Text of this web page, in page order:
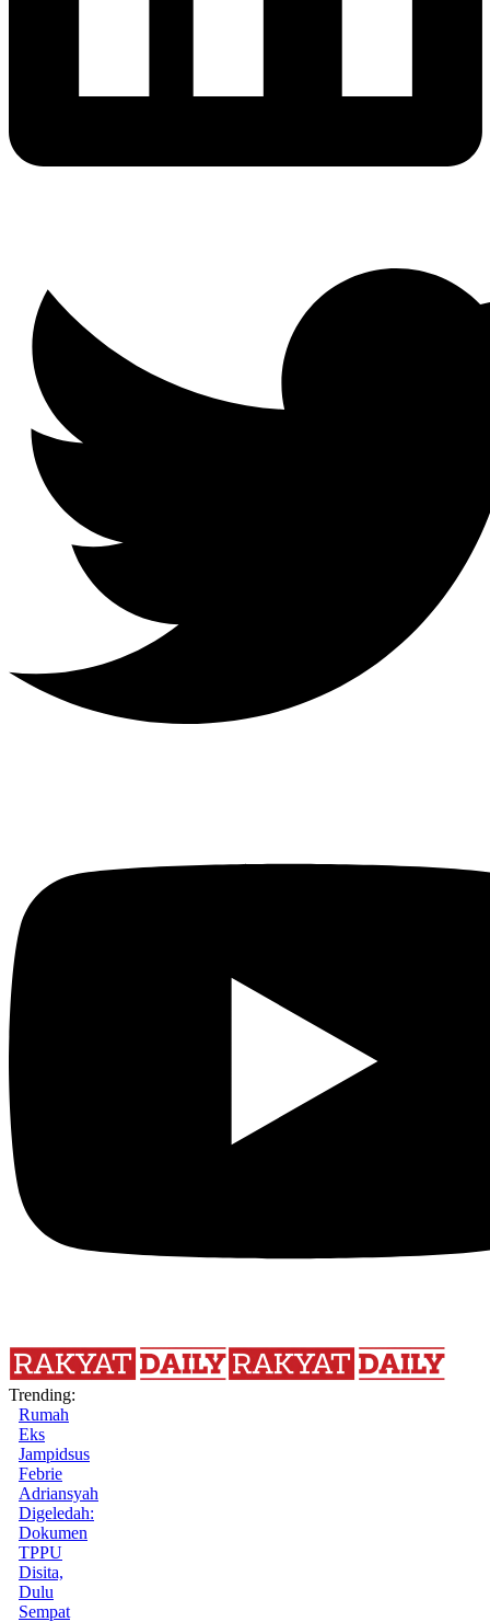
Trending:
Rumah
Eks
Jampidsus
Febrie
Adriansyah
Digeledah:
Dokumen
TPPU
Disita,
Dulu
Sempat